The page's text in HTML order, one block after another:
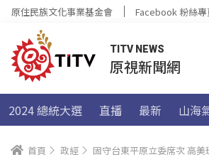
原住民族文化事業基金會 Facebook 粉絲專
TITV NEWS
原視新聞網
2024 總統大選 直播 最新 山海
首頁 政經 固守台東平原立委席次 高美